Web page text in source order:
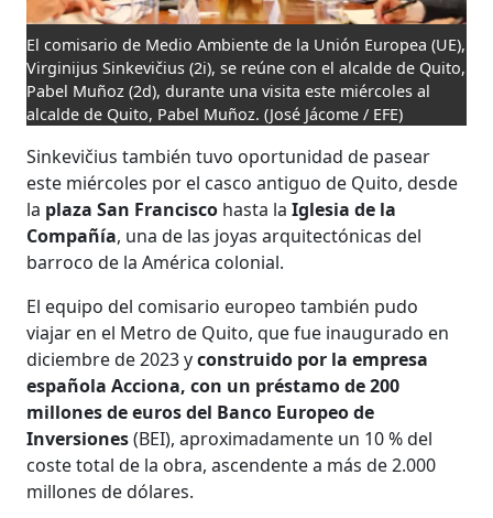
El comisario de Medio Ambiente de la Unión Europea (UE),
Virginijus Sinkevičius (2i), se reúne con el alcalde de Quito,
Pabel Muñoz (2d), durante una visita este miércoles al
alcalde de Quito, Pabel Muñoz. (José Jácome / EFE)
Sinkevičius también tuvo oportunidad de pasear
este miércoles por el casco antiguo de Quito, desde
la plaza San Francisco hasta laIglesia de la
Compañía, una de las joyas arquitectónicas del
barroco de la América colonial.
El equipo del comisario europeo también pudo
viajar en el Metro de Quito, que fue inaugurado en
diciembre de 2023 yconstruido por la empresa
española Acciona, con un préstamo de 200
millones de euros del Banco Europeo de
Inversiones(BEI), aproximadamente un 10 % del
coste total de la obra, ascendente a más de 2.000
millones de dólares.